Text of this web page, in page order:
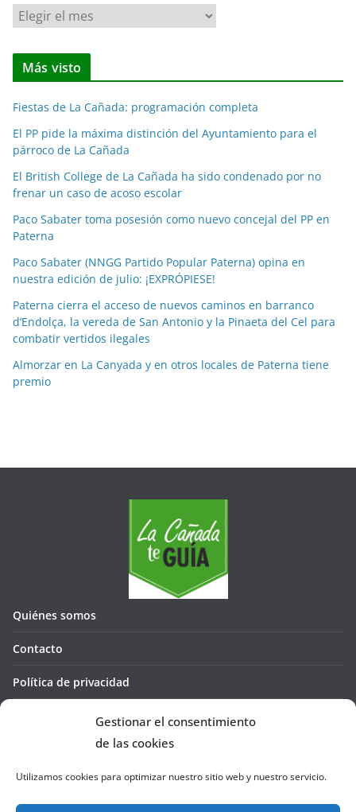
Gestionar el consentimiento
de las cookies
Utilizamos cookies para optimizar nuestro sitio web y nuestro servicio.
N
t
i
a
s
p
o
r
m
s
Más visto
Fiestas de La Cañada: programación completa
El PP pide la máxima distinción del Ayuntamiento para el
párroco de La Cañada
El British College de La Cañada ha sido condenado por no
frenar un caso de acoso escolar
Paco Sabater toma posesión como nuevo concejal del PP en
Paterna
Paco Sabater (NNGG Partido Popular Paterna) opina en
nuestra edición de julio: ¡EXPRÓPIESE!
Paterna cierra el acceso de nuevos caminos en barranco
d’Endolça, la vereda de San Antonio y la Pinaeta del Cel para
combatir vertidos ilegales
Almorzar en La Canyada y en otros locales de Paterna tiene
premio
Quiénes somos
Contacto
Política de privacidad
Política de cookies (UE)